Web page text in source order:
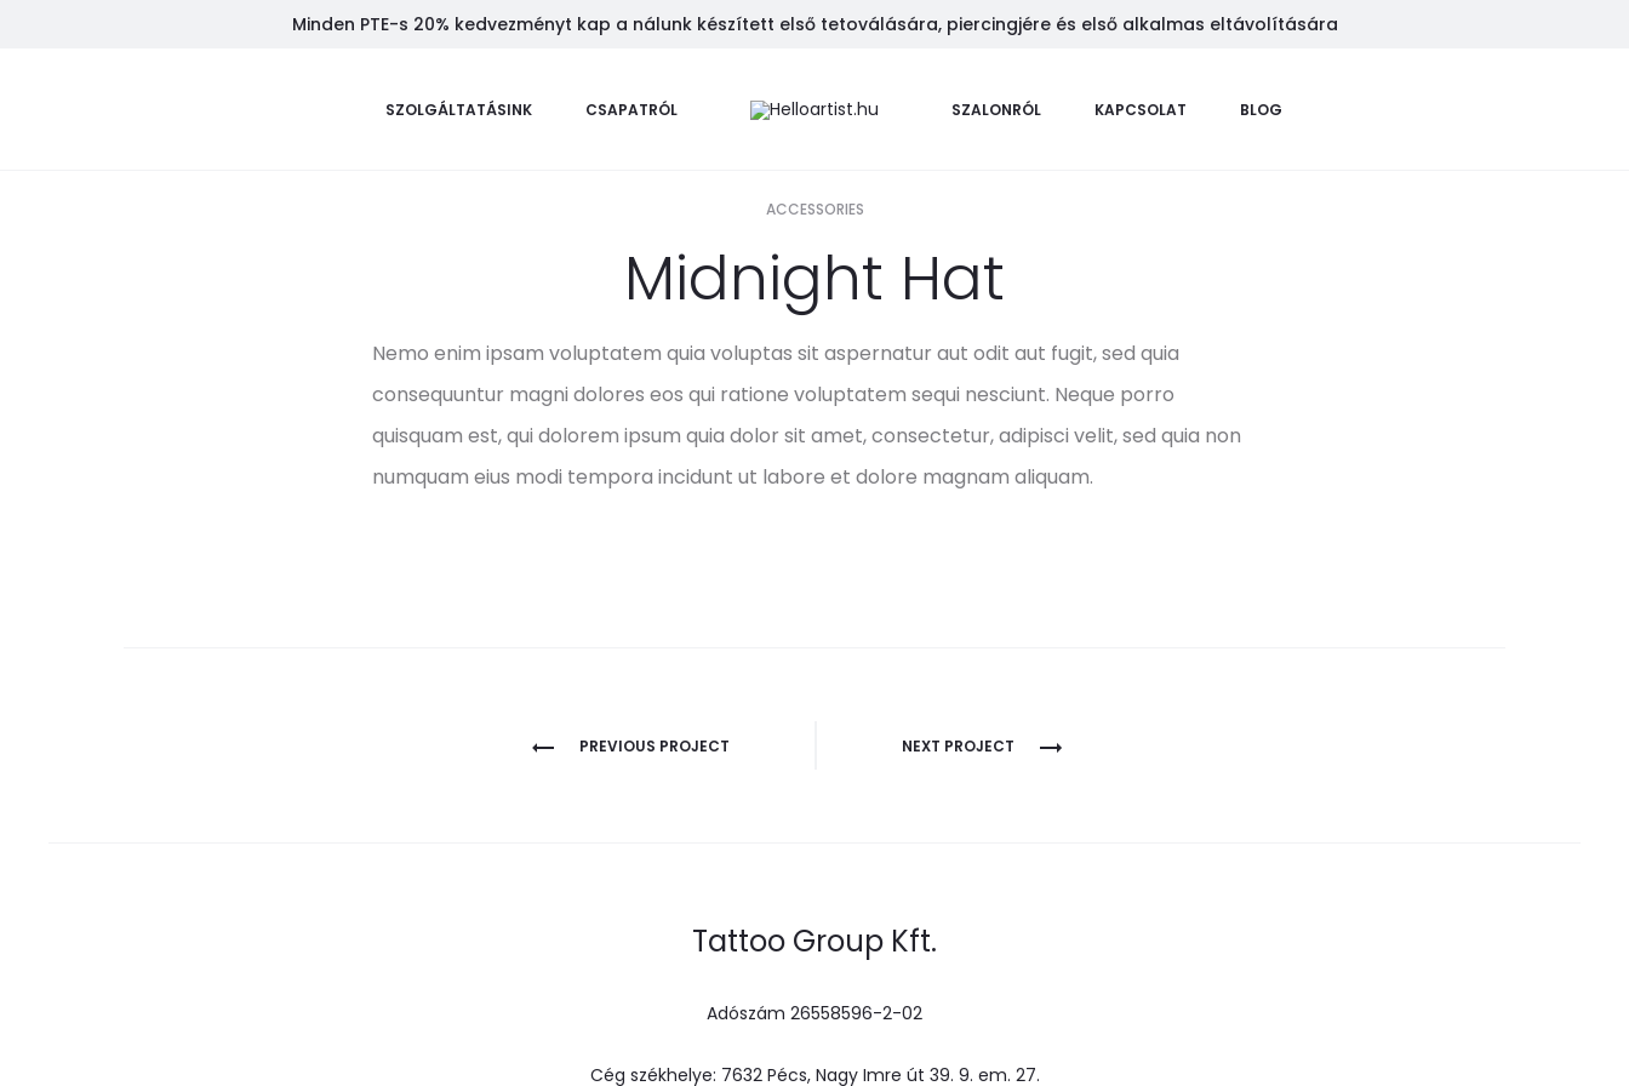
Minden PTE-s 20% kedvezményt kap a nálunk készített első tetoválására, piercingjére és első alkalmas eltávolítására
SZOLGÁLTATÁSINK CSAPATRÓL SZALONRÓL KAPCSOLAT BLOG
ACCESSORIES
Midnight Hat
Nemo enim ipsam voluptatem quia voluptas sit aspernatur aut odit aut fugit, sed quia
consequuntur magni dolores eos qui ratione voluptatem sequi nesciunt. Neque porro
quisquam est, qui dolorem ipsum quia dolor sit amet, consectetur, adipisci velit, sed quia non
numquam eius modi tempora incidunt ut labore et dolore magnam aliquam.
PREVIOUS PROJECT NEXT PROJECT
Tattoo Group Kft.
Adószám 26558596-2-02
Cég székhelye: 7632 Pécs, Nagy Imre út 39. 9. em. 27.